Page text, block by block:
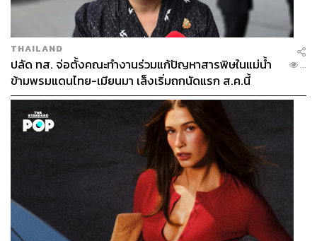
THAILAND
ปลัด ทส. จ่อตั้งคณะทำงานร่วมแก้ปัญหาสารพิษในแม่น้ำ
ข้ามพรมแดนไทย-เมียนมา เล็งเริ่มถกนัดแรก ส.ค.นี้
...